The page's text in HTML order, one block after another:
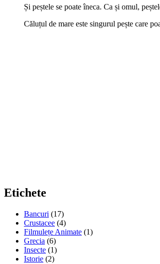
Și peștele se poate îneca. Ca și omul,
Căluțul de mare este singurul pește care
Etichete
Bancuri (17)
Crustacee (4)
Filmulețe Animate (1)
Grecia (6)
Insecte (1)
Istorie (2)